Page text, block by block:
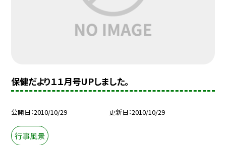
保健だより１１月号UPしました。
公開日 2010/10/29 更新日 2010/10/29
行事風景